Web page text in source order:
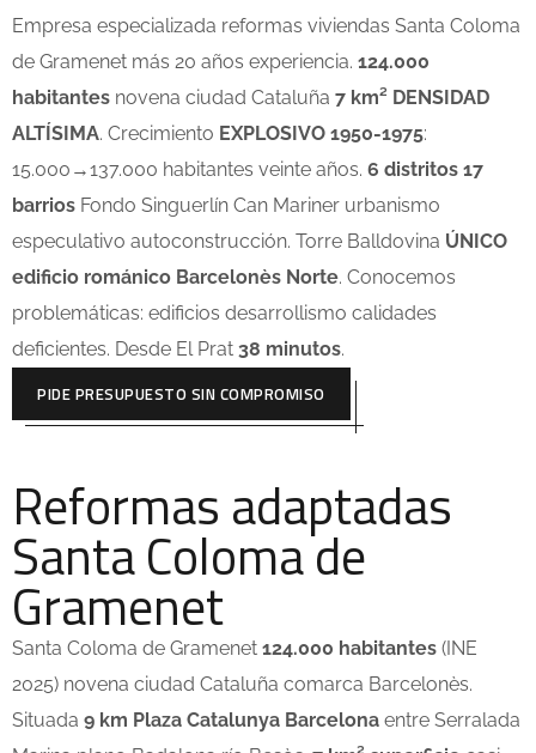
Empresa especializada reformas viviendas Santa Coloma
de Gramenet más 20 años experiencia. 124.000
habitantes novena ciudad Cataluña 7 km² DENSIDAD
ALTÍSIMA. Crecimiento EXPLOSIVO 1950-1975:
15.000→137.000 habitantes veinte años. 6 distritos 17
barrios Fondo Singuerlín Can Mariner urbanismo
especulativo autoconstrucción. Torre Balldovina ÚNICO
edificio románico Barcelonès Norte. Conocemos
problemáticas: edificios desarrollismo calidades
deficientes. Desde El Prat 38 minutos.
PIDE PRESUPUESTO SIN COMPROMISO
Reformas adaptadas
Santa Coloma de
Gramenet
Santa Coloma de Gramenet 124.000 habitantes (INE
2025) novena ciudad Cataluña comarca Barcelonès.
Situada 9 km Plaza Catalunya Barcelona entre Serralada